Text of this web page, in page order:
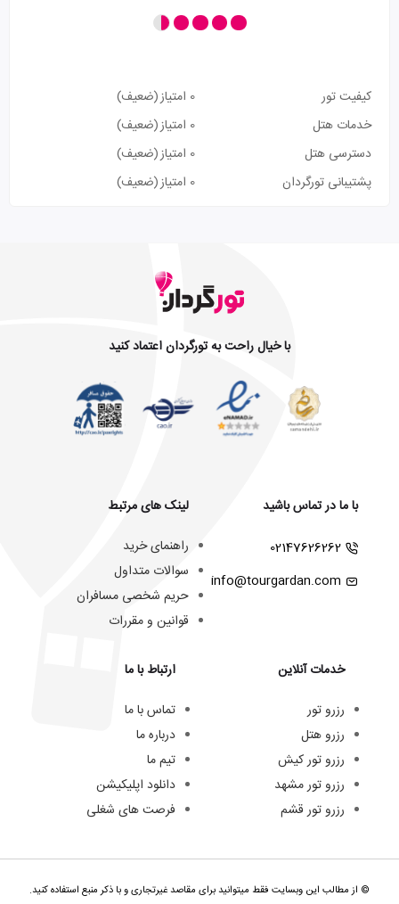
کیفیت تور 0 امتیاز
(ضعیف)
خدمات هتل
0 امتیاز
(ضعیف)
دسترسی هتل
0 امتیاز
(ضعیف)
پشتیبانی تورگردان
0 امتیاز (ضعیف)
با خیال راحت به تورگردان اعتماد کنید
با ما در تماس باشید
02147626262
info@tourgardan.com
خدمات آنلاین
رزرو تور
رزرو هتل
رزرو تور کیش
رزرو تور مشهد
رزرو تور قشم
لینک های مرتبط
راهنمای خرید
سوالات متداول
حریم شخصی مسافران
قوانین و مقررات
ارتباط با ما
تماس با ما
درباره ما
تیم ما
دانلود اپلیکیشن
فرصت های شغلی
© از مطالب این وبسایت فقط میتوانید برای مقاصد غیرتجاری و با ذکر منبع استفاده کنید.